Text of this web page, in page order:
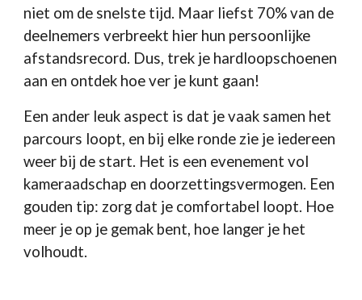
niet om de snelste tijd. Maar liefst 70% van de
deelnemers verbreekt hier hun persoonlijke
afstandsrecord. Dus, trek je hardloopschoenen
aan en ontdek hoe ver je kunt gaan!
Een ander leuk aspect is dat je vaak samen het
parcours loopt, en bij elke ronde zie je iedereen
weer bij de start. Het is een evenement vol
kameraadschap en doorzettingsvermogen. Een
gouden tip: zorg dat je comfortabel loopt. Hoe
meer je op je gemak bent, hoe langer je het
volhoudt.